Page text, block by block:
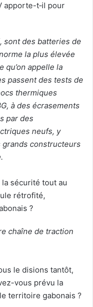
apporte-t‑il pour
sont des batteries de
la plus élevée
qu’on appelle la
passent des tests de
thermiques
à des écrasements
par des
neufs, y
constructeurs
la sécurité tout au
rétrofité,
?
chaîne de traction
le disions tantôt,
vous prévu la
territoire gabonais ?